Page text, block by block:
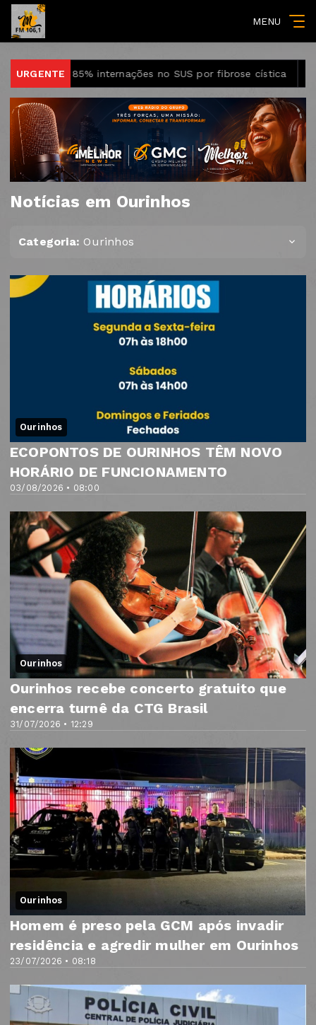
MENU
URGENTE
85% internações no SUS por fibrose cística Rio
Notícias em Ourinhos
Categoria: Ourinhos
Ourinhos
03/08/2026 • 08:00
ECOPONTOS DE OURINHOS TÊM NOVO
HORÁRIO DE FUNCIONAMENTO
Ourinhos
31/07/2026 • 12:29
Ourinhos recebe concerto gratuito que
encerra turnê da CTG Brasil
Ourinhos
23/07/2026 • 08:18
Homem é preso pela GCM após invadir
residência e agredir mulher em Ourinhos